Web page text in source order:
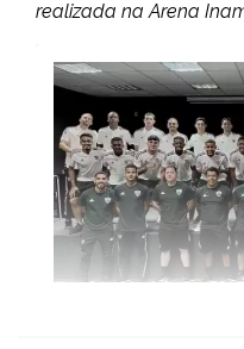
realizada na Arena